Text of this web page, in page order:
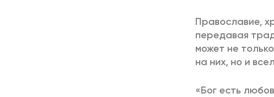
Православие,
передавая
может не
на них, но и
«Бог есть